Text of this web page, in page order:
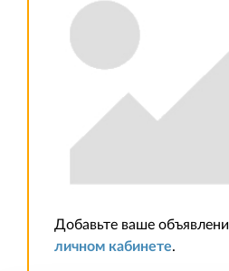
Добавьте ваше
личном кабинете.